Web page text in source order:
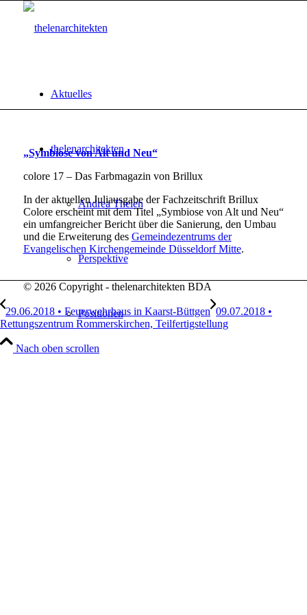
Aktuelles
thelenarchitekten
Andrea Thelen
Perspektive
Positionen
„Symbiose von Alt und Neu“
colore 17 – Das Farbmagazin von Brillux
In der aktuellen Juliausgabe der Fachzeitschrift Brillux
Colore erscheint mit dem Titel „Symbiose von Alt und Neu“
ein umfangreicher Bericht über die Sanierung, den Umbau
und die Erweiterung des Gemeindezentrums der
Evangelischen Kirchengemeinde Düsseldorf Mitte.
© 2026 Copyright - thelenarchitekten BDA
29.06.2018 • Feuerwehrhaus in Kaarst-Büttgen 09.07.2018 •
Rettungszentrum Rommerskirchen, Teilfertigstellung
Nach oben scrollen